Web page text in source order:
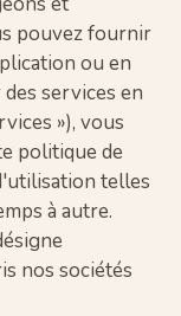
pouvez fournir
ou en
services en
»), vous
politique de
telles
à autre.
nos sociétés